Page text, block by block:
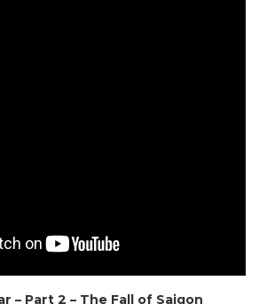
– Part 2 – The Fall of Saigon